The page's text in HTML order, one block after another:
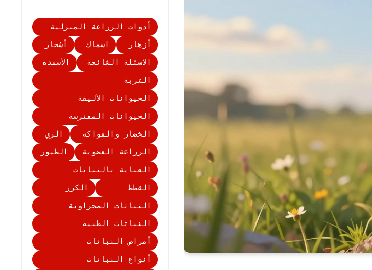
أدوات الزراعة المنزلية
أزهار
اسماك
أشجار
الاسئلة الشائعة
الأسمدة
التربة
الحيوانات الأليفة
الحيوانات المفترسة
الخضار والفواكه
الري
الزراعة العضوية
الطيور
العناية بالنباتات
القطط
الكرز
النباتات الصحراوية
النباتات الطبية
أمراض النباتات
أنواع النباتات